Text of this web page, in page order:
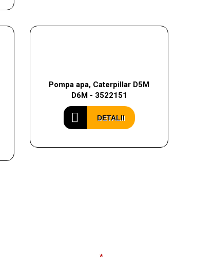
Pompa apa, Caterpillar D5M
D6M - 3522151
DETALII
*